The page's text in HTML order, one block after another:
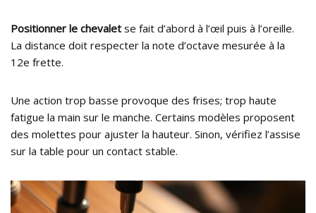
Positionner le chevalet se fait d’abord à l’œil puis à l’oreille.
La distance doit respecter la note d’octave mesurée à la
12e frette.
Une action trop basse provoque des frises; trop haute
fatigue la main sur le manche. Certains modèles proposent
des molettes pour ajuster la hauteur. Sinon, vérifiez l’assise
sur la table pour un contact stable.